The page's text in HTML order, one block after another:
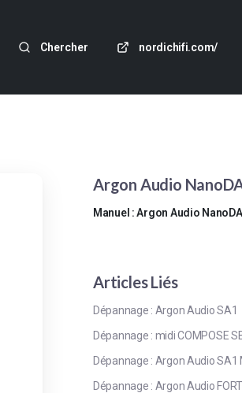
Chercher nordichifi.com/
Argon Audio
Manuel : Argon Audio
Articles Liés
Dépannage : Argon Audio SA1
Dépannage : midi COMPOSE
Dépannage : Argon Audio SA1
Dépannage : Argon Audio